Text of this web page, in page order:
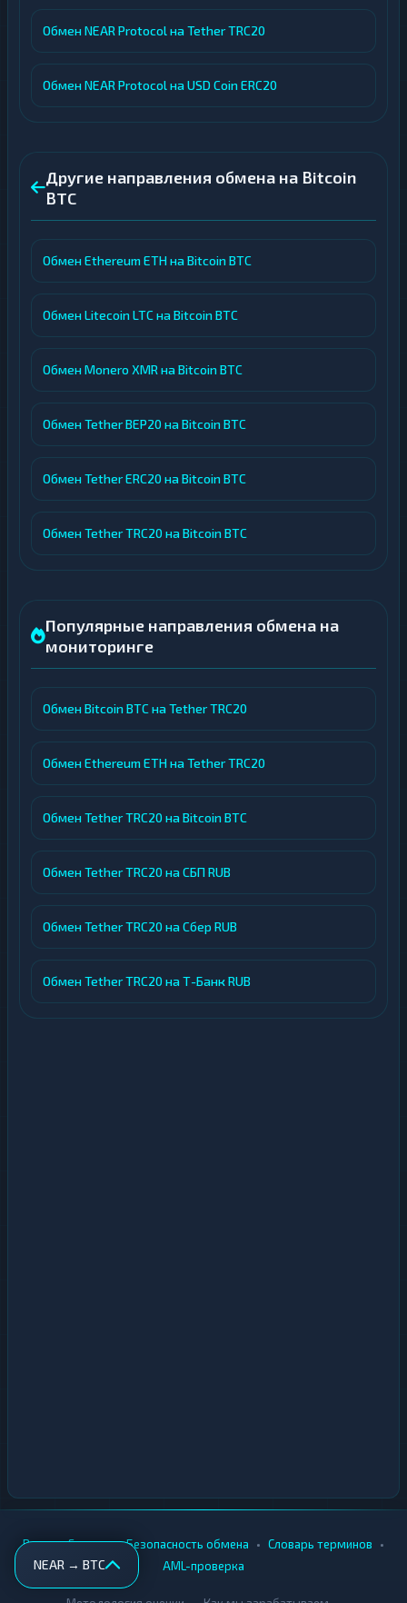
Обмен NEAR Protocol на Tether TRC20
Обмен NEAR Protocol на USD Coin ERC20
Другие направления обмена на Bitcoin
BTC
Обмен Ethereum ETH на Bitcoin BTC
Обмен Litecoin LTC на Bitcoin BTC
Обмен Monero XMR на Bitcoin BTC
Обмен Tether BEP20 на Bitcoin BTC
Обмен Tether ERC20 на Bitcoin BTC
Обмен Tether TRC20 на Bitcoin BTC
Популярные направления обмена на
мониторинге
Обмен Bitcoin BTC на Tether TRC20
Обмен Ethereum ETH на Tether TRC20
Обмен Tether TRC20 на Bitcoin BTC
Обмен Tether TRC20 на СБП RUB
Обмен Tether TRC20 на Сбер RUB
Обмен Tether TRC20 на Т-Банк RUB
NEAR → BTC
Вики • Города • Безопасность обмена • Словарь терминов •
AML-проверка